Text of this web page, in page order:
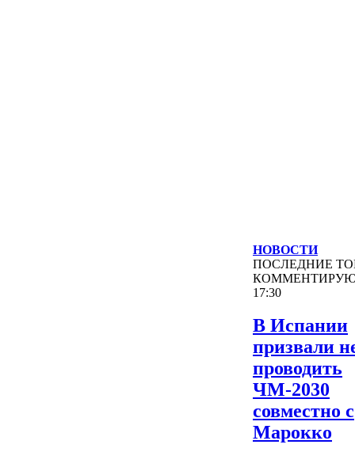
НОВОСТИ
ПОСЛЕДНИЕ
17:30
В Испании
призвали
проводить
ЧМ-2030
совместно с
Марокко